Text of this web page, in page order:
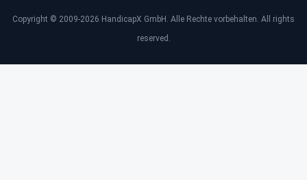
Copyright © 2009-2026 HandicapX GmbH. Alle Rechte vorbehalten. All rights
reserved.